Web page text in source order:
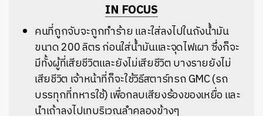
IN FOCUS
คนที่ถูกจับจะถูกทำร้าย และใส่ลงไปในถังน้ำมัน
ขนาด 200 ลิตร ก่อนใส่น้ำมันและจุดไฟเผา ซึ่งก็จะ
มีทั้งผู้ที่เสียชีวิตและยังไม่เสียชีวิต บางรายยังไม่
เสียชีวิต เจ้าหน้าที่ก็จะใช้วิธีสตาร์ทรถ GMC (รถ
บรรทุกที่ทหารใช้) เพื่อกลบเสียงร้องของเหยื่อ และ
นำเถ้าลงไปเทบริเวณลำคลองข้างๆ